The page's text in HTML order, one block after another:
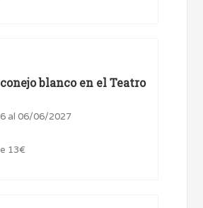
blanco en el Teatro
al 06/06/2027
13€